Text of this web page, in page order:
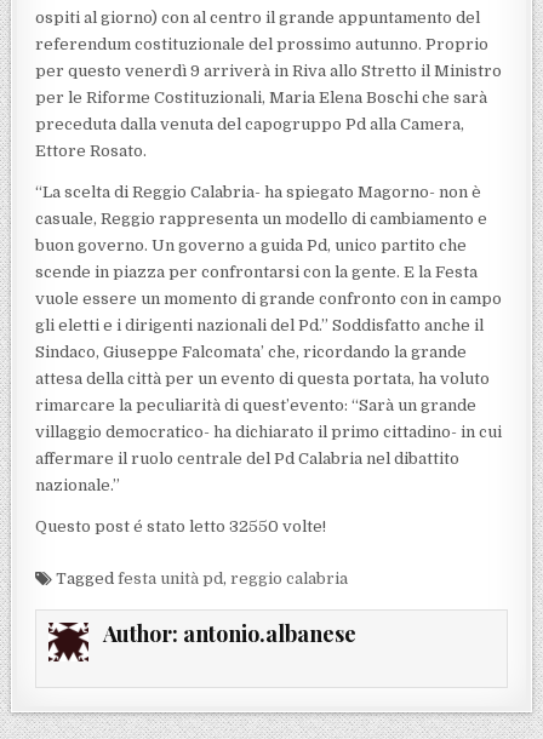
ospiti al giorno) con al centro il grande appuntamento del
referendum costituzionale del prossimo autunno. Proprio
per questo venerdì 9 arriverà in Riva allo Stretto il Ministro
per le Riforme Costituzionali, Maria Elena Boschi che sarà
preceduta dalla venuta del capogruppo Pd alla Camera,
Ettore Rosato.
“La scelta di Reggio Calabria- ha spiegato Magorno- non è
casuale, Reggio rappresenta un modello di cambiamento e
buon governo. Un governo a guida Pd, unico partito che
scende in piazza per confrontarsi con la gente. E la Festa
vuole essere un momento di grande confronto con in campo
gli eletti e i dirigenti nazionali del Pd.” Soddisfatto anche il
Sindaco, Giuseppe Falcomata’ che, ricordando la grande
attesa della città per un evento di questa portata, ha voluto
rimarcare la peculiarità di quest’evento: “Sarà un grande
villaggio democratico- ha dichiarato il primo cittadino- in cui
affermare il ruolo centrale del Pd Calabria nel dibattito
nazionale.”
Questo post é stato letto 32550 volte!
Taggedfesta unità pd,reggio calabria
Author: antonio.albanese